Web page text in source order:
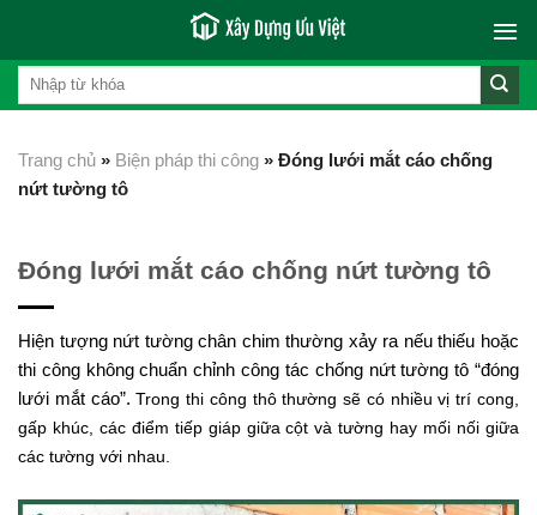
content
Trang chủ » Biện pháp thi công » Đóng lưới mắt cáo chống
nứt tường tô
Đóng lưới mắt cáo chống nứt tường tô
Hiện tượng nứt tường chân chim thường xảy ra nếu thiếu hoặc
thi công không chuẩn chỉnh công tác chống nứt tường tô “đóng
lưới mắt cáo”.Trong thi công thô thường sẽ có nhiều vị trí cong,
gấp khúc, các điểm tiếp giáp giữa cột và tường hay mối nối giữa
các tường với nhau.